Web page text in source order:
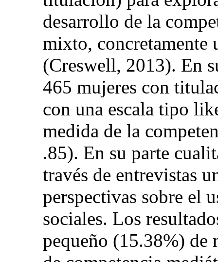
desarrollo de la
mixto, concretamente
(Creswell, 2013). En
465 mujeres con
con una escala tipo
medida de la
.85). En su parte
través de entrevistas
perspectivas sobre el
sociales. Los
pequeño (15.38%) de